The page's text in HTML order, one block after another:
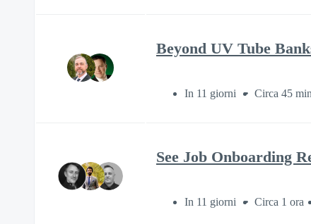
Beyond UV Tube
In 11 giorni Circa 45
See Job Onboarding
In 11 giorni Circa 1 ora